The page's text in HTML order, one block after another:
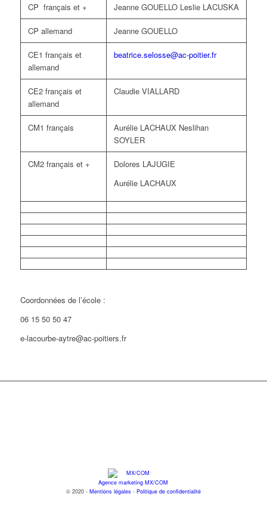
CP français et + Jeanne GOUELLO Leslie LACUSKA
CP allemand Jeanne GOUELLO
CE1 français et
allemand
beatrice.selosse@ac-poitier.fr
CE2 français et
allemand
Claudie VIALLARD
CM1 français
Aurélie LACHAUX Neslihan
SOYLER
CM2 français et +
Dolores LAJUGIE
Aurélie LACHAUX
Coordonnées de l’école :
06 15 50 50 47
e-lacourbe-aytre@ac-poitiers.fr
Agence marketing MX/COM
© 2020 - Mentions légales - Politique de confidentialité